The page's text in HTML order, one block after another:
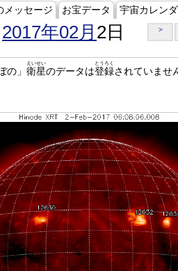
メッセージ お宝データ 宇宙カレン
2017年02月 2日 >
の」 衛星
えいせい
のデータは登録
とうろく
されていませ